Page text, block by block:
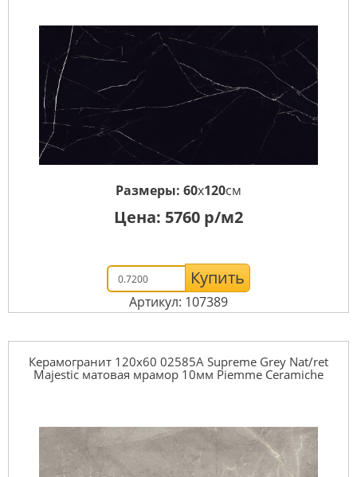
Размеры: 60x120см
Цена: 5760 р/м2
Купить
Артикул: 107389
Керамогранит 120x60 02585A Supreme Grey Nat/ret
Majestic матовая мрамор 10мм Piemme Ceramiche